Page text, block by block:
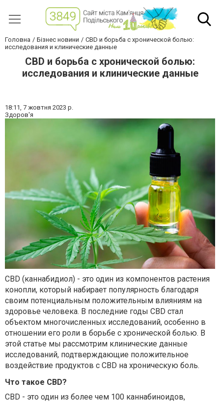
Головна Бізнес новини
CBD и борьба с хронической болью:
исследования и клинические данные
CBD и борьба с хронической болью:
исследования и клинические данные
18:11, 7 жовтня 2023 р.
Здоров'я
CBD (каннабидиол) - это один из компонентов растения
конопли, который набирает популярность благодаря
своим потенциальным положительным влияниям на
здоровье человека. В последние годы CBD стал
объектом многочисленных исследований, особенно в
отношении его роли в борьбе с хронической болью. В
этой статье мы рассмотрим клинические данные
исследований, подтверждающие положительное
воздействие продуктов с CBD на хроническую боль.
Что такое CBD?
CBD - это один из более чем 100 каннабиноидов,